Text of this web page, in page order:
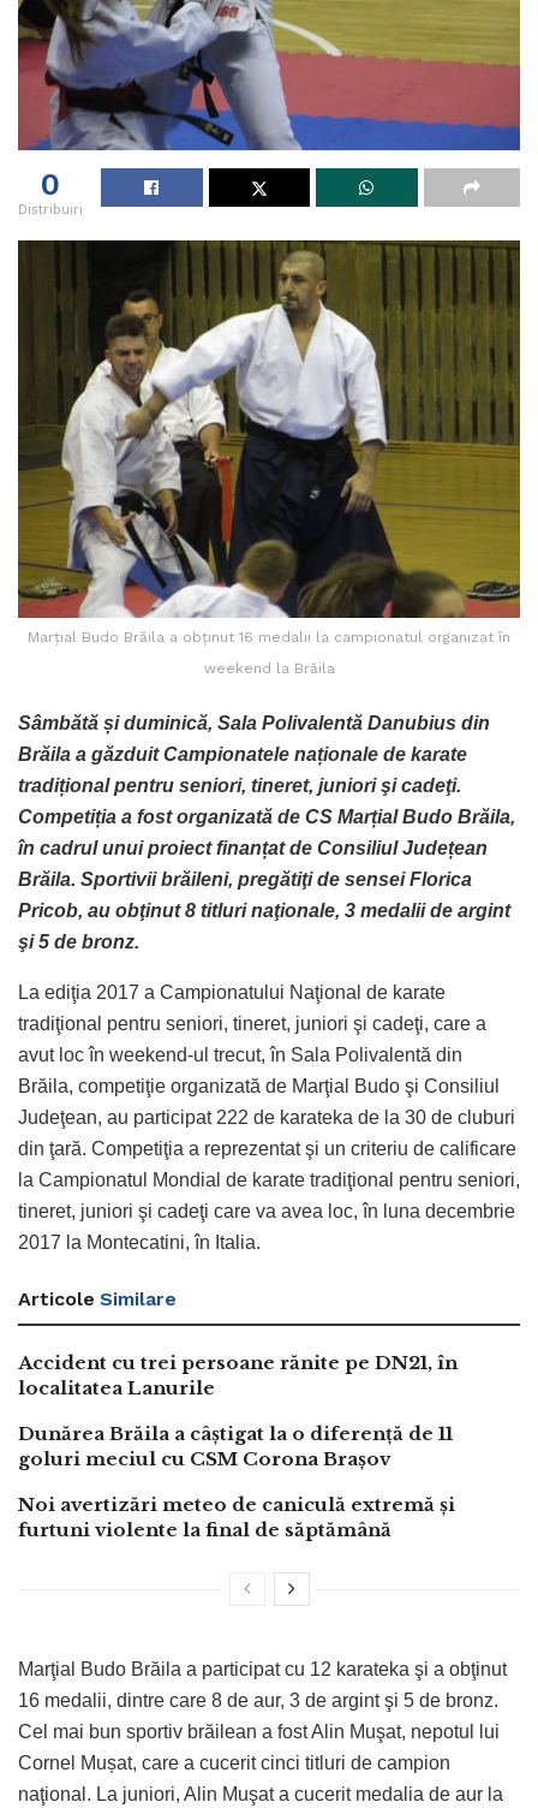
0
Distribuiri
Marțial Budo Brăila a obținut 16 medalii la campionatul organizat în
weekend la Brăila
Sâmbătă și duminică, Sala Polivalentă Danubius din
Brăila a găzduit Campionatele naționale de karate
tradițional pentru seniori, tineret, juniori şi cadeţi.
Competiția a fost organizată de CS Marțial Budo Brăila,
în cadrul unui proiect finanțat de Consiliul Județean
Brăila. Sportivii brăileni, pregătiţi de sensei Florica
Pricob, au obţinut 8 titluri naţionale, 3 medalii de argint
şi 5 de bronz.
La ediţia 2017 a Campionatului Naţional de karate
tradiţional pentru seniori, tineret, juniori şi cadeţi, care a
avut loc în weekend-ul trecut, în Sala Polivalentă din
Brăila, competiţie organizată de Marţial Budo şi Consiliul
Judeţean, au participat 222 de karateka de la 30 de cluburi
din ţară. Competiţia a reprezentat şi un criteriu de calificare
la Campionatul Mondial de karate tradiţional pentru seniori,
tineret, juniori şi cadeţi care va avea loc, în luna decembrie
2017 la Montecatini, în Italia.
Articole Similare
Accident cu trei persoane rănite pe DN21, în
localitatea Lanurile
Dunărea Brăila a câștigat la o diferență de 11
goluri meciul cu CSM Corona Brașov
Noi avertizări meteo de caniculă extremă și
furtuni violente la final de săptămână
Marţial Budo Brăila a participat cu 12 karateka şi a obţinut
16 medalii, dintre care 8 de aur, 3 de argint şi 5 de bronz.
Cel mai bun sportiv brăilean a fost Alin Muşat, nepotul lui
Cornel Mușat, care a cucerit cinci titluri de campion
naţional. La juniori, Alin Muşat a cucerit medalia de aur la